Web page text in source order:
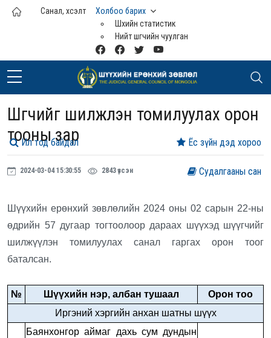
Үндсэн агуулга руу шилжих
Санал, хүсэлт
Холбоо барих
Шүүхийн статистик
Нийт шүүгчийн чуулган
Шүүгчийг шилжүүлэн томилуулах орон
тооны зар
2024-03-04 15:30:55 2843 үзсэн
Шүүхийн ерөнхий зөвлөлийн 2024 оны 02 сарын 22-ны
өдрийн 57 дугаар тогтоолоор дараах шүүхэд шүүгчийг
шилжүүлэн томилуулах санал гаргах орон тоог
баталсан.
№ Шүүхийн нэр, албан тушаал
Орон тоо
Иргэний хэргийн анхан шатны шүүх
Баянхонгор аймаг дахь сум дундын
Судалгааны сан
Ёс зүйн дэд хороо
Ил тод байдал